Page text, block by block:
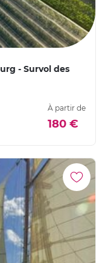
- Survol des
À partir de
180 €